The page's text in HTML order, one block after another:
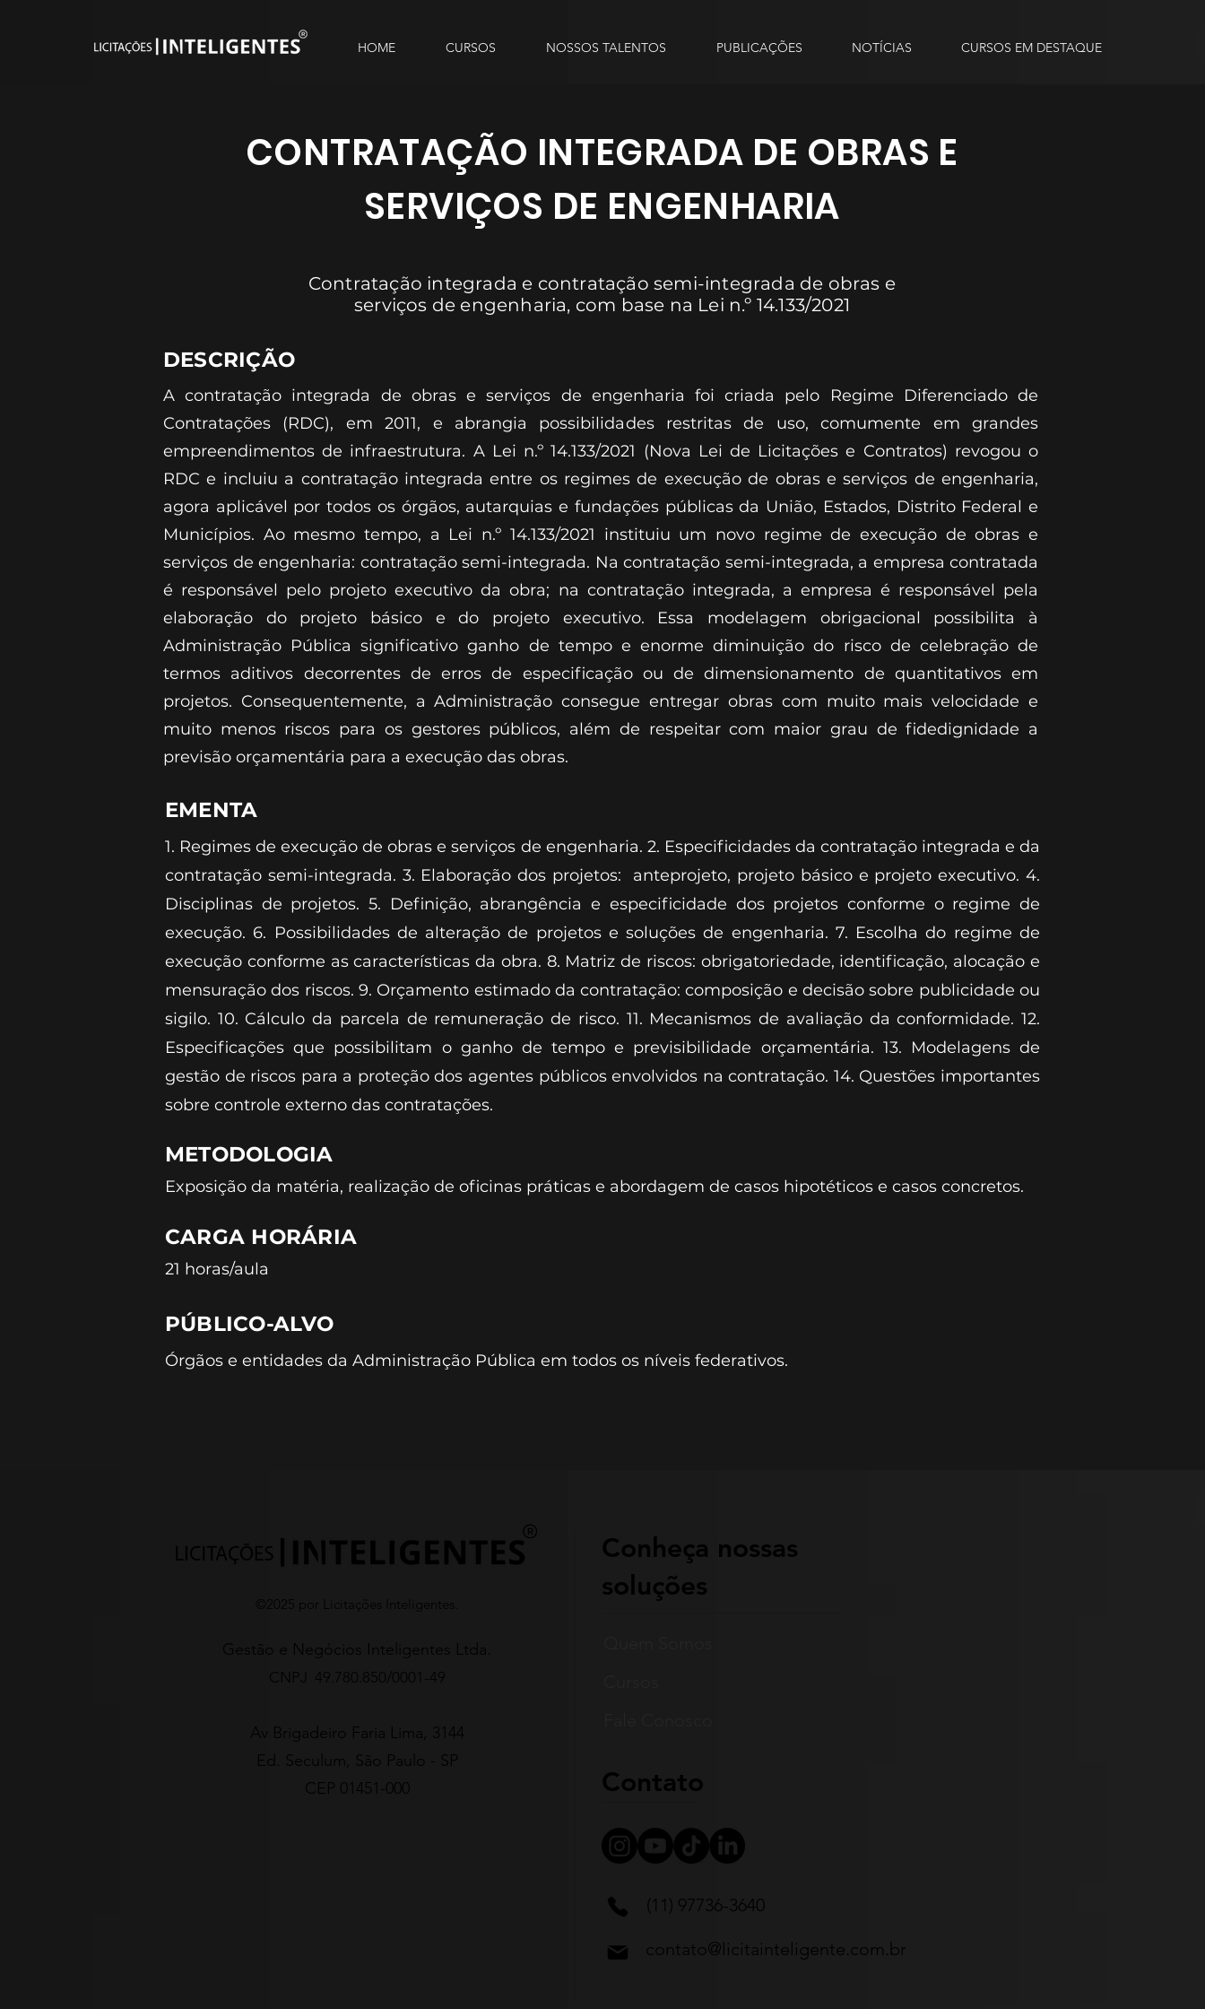
HOME CURSOS NOSSOS TALENTOS PUBLICAÇÕES NOTÍCIAS CURSOS EM DESTAQUE
CONTRATAÇÃO INTEGRADA DE OBRAS E
SERVIÇOS DE ENGENHARIA
Contratação integrada e contratação semi-integrada de obras e
serviços de engenharia, com base na Lei n.º 14.133/2021
DESCRIÇÃO
A contratação integrada de obras e serviços de engenharia foi criada pelo Regime Diferenciado de
Contratações (RDC), em 2011, e abrangia possibilidades restritas de uso, comumente em grandes
empreendimentos de infraestrutura. A Lei n.º 14.133/2021 (Nova Lei de Licitações e Contratos) revogou o
RDC e incluiu a contratação integrada entre os regimes de execução de obras e serviços de engenharia,
agora aplicável por todos os órgãos, autarquias e fundações públicas da União, Estados, Distrito Federal e
Municípios. Ao mesmo tempo, a Lei n.º 14.133/2021 instituiu um novo regime de execução de obras e
serviços de engenharia: contratação semi-integrada. Na contratação semi-integrada, a empresa contratada
é responsável pelo projeto executivo da obra; na contratação integrada, a empresa é responsável pela
elaboração do projeto básico e do projeto executivo. Essa modelagem obrigacional possibilita à
Administração Pública significativo ganho de tempo e enorme diminuição do risco de celebração de
termos aditivos decorrentes de erros de especificação ou de dimensionamento de quantitativos em
projetos. Consequentemente, a Administração consegue entregar obras com muito mais velocidade e
muito menos riscos para os gestores públicos, além de respeitar com maior grau de fidedignidade a
previsão orçamentária para a execução das obras.
EMENTA
1. Regimes de execução de obras e serviços de engenharia. 2. Especificidades da contratação integrada e da
contratação semi-integrada. 3. Elaboração dos projetos: anteprojeto, projeto básico e projeto executivo. 4.
Disciplinas de projetos. 5. Definição, abrangência e especificidade dos projetos conforme o regime de
execução. 6. Possibilidades de alteração de projetos e soluções de engenharia. 7. Escolha do regime de
execução conforme as características da obra. 8. Matriz de riscos: obrigatoriedade, identificação, alocação e
mensuração dos riscos. 9. Orçamento estimado da contratação: composição e decisão sobre publicidade ou
sigilo. 10. Cálculo da parcela de remuneração de risco. 11. Mecanismos de avaliação da conformidade. 12.
Especificações que possibilitam o ganho de tempo e previsibilidade orçamentária. 13. Modelagens de
gestão de riscos para a proteção dos agentes públicos envolvidos na contratação. 14. Questões importantes
sobre controle externo das contratações.
METODOLOGIA
Exposição da matéria, realização de oficinas práticas e abordagem de casos hipotéticos e casos concretos.
CARGA HORÁRIA
21 horas/aula
PÚBLICO-ALVO
Órgãos e entidades da Administração Pública em todos os níveis federativos.
©2025 por Licitações Inteligentes.
Conheça nossas
soluções
Gestão e Negócios Inteligentes Ltda.
CNPJ 49.780.850/0001-49
Av Brigadeiro Faria Lima, 3144
Ed. Seculum, São Paulo - SP
CEP 01451-000
Contato
(11) 97736-3640
contato@licitainteligente.com.br